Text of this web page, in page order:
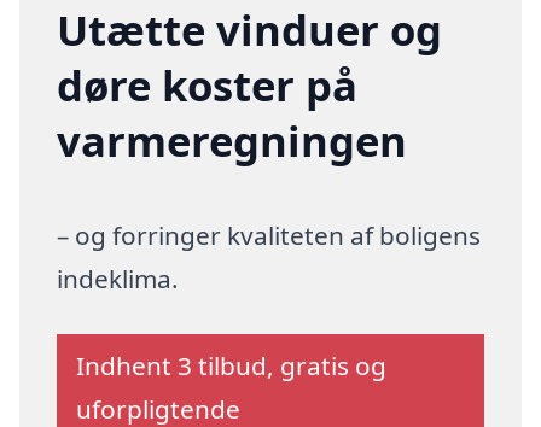
Utætte vinduer og
døre koster på
varmeregningen
– og forringer kvaliteten af boligens
indeklima.
Indhent 3 tilbud, gratis og
uforpligtende